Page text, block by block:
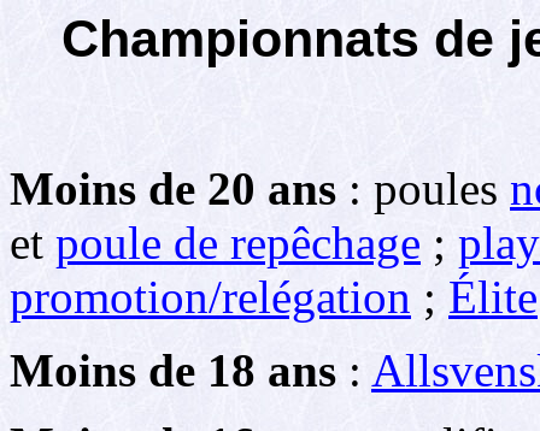
Championnats de
Moins de 20 ans : poules
et poule de repêchage ;
promotion/relégation ; Élite
Moins de 18 ans :